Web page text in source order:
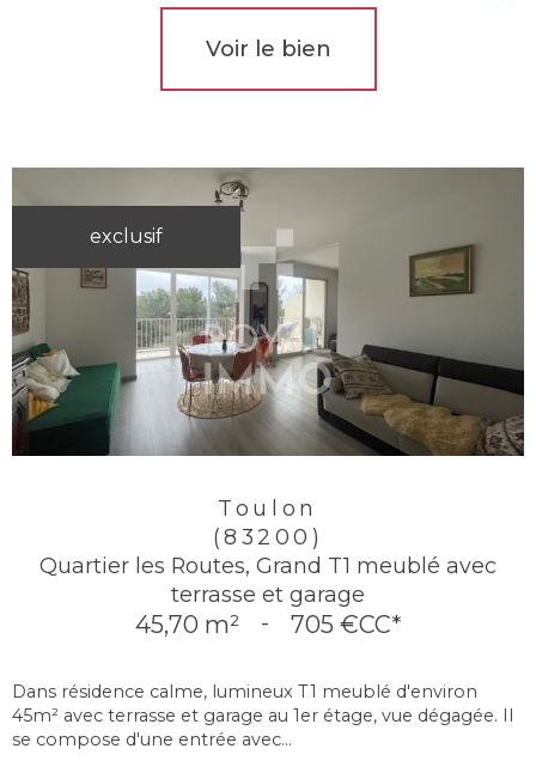
Voir le bien
exclusif
Toulon
(83200)
Quartier les Routes, Grand T1 meublé avec
terrasse et garage
45,70 m² - 705 €CC*
Dans résidence calme, lumineux T1 meublé d'environ
45m² avec terrasse et garage au 1er étage, vue dégagée. Il
se compose d'une entrée avec...